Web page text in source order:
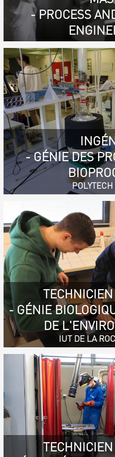
- PROCESS
- GÉNIE DES
- GÉNIE
DE
IUT DE LA